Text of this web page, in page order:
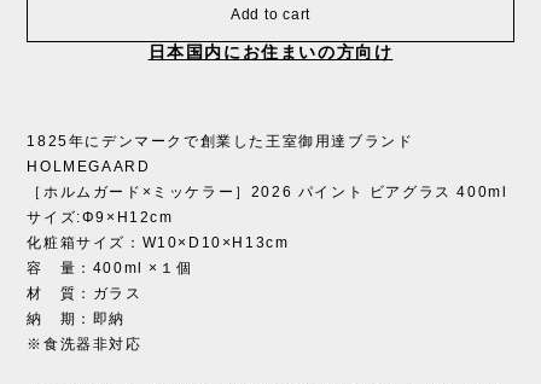
Add to cart
日本国内にお住まいの方向け
1825年にデンマークで創業した王室御用達ブランド
HOLMEGAARD
［ホルムガード×ミッケラー］2026 パイント ビアグラス 400ml
サイズ:Φ9×H12cm
化粧箱サイズ：W10×D10×H13cm
容 量：400ml ×１個
材 質：ガラス
納 期：即納
※食洗器非対応